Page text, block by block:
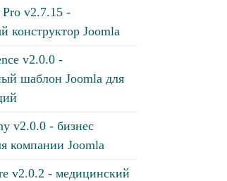
Pro v2.7.15 -
конструктор Joomla
v2.0.0 -
шаблон Joomla для
v2.0.0 - бизнес
компании Joomla
v2.0.2 - медицинский